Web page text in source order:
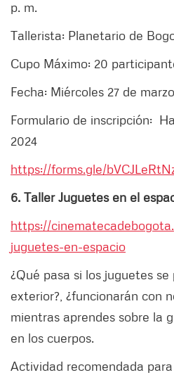
p. m.
Tallerista: Planetario de
Cupo Máximo: 20
Fecha: Miércoles 27 de
Formulario de inscripción:
2024
https://forms.gle/
6. Taller Juguetes en el
https://
juguetes-en-espacio
¿Qué pasa si los juguetes
exterior?, ¿funcionarán con
mientras aprendes sobre la
en los cuerpos.
Actividad recomendada